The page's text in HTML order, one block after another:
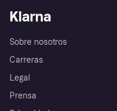
Klarna
Sobre nosotros
Carreras
Legal
Prensa